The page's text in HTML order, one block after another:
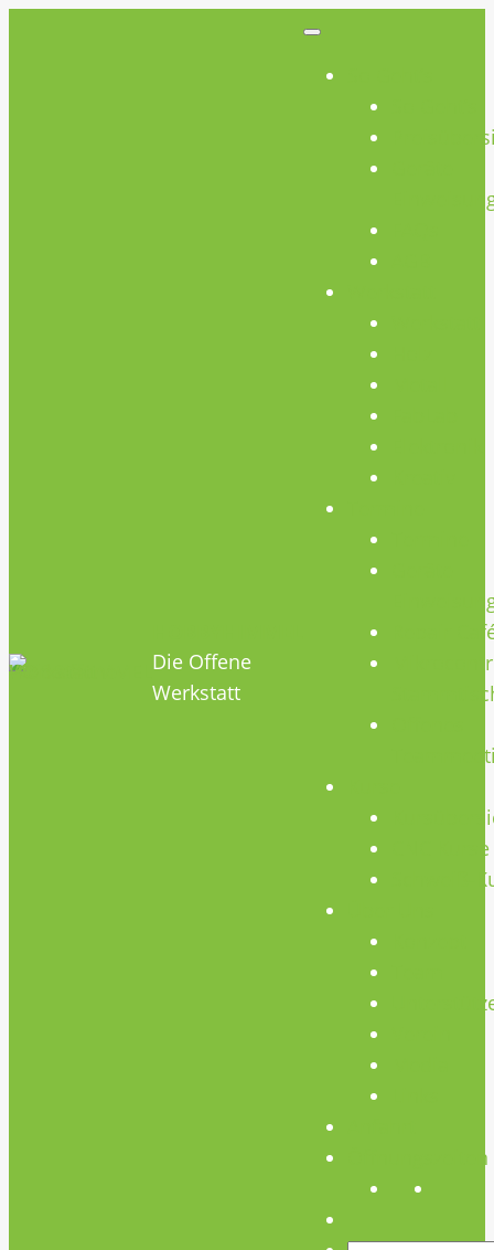
Die Offene
Werkstatt
Repair
CNC Kurse
Schweiß-
Öffnungszeiten